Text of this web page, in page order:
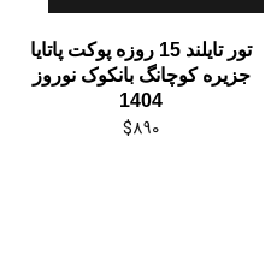
تور تایلند 15 روزه پوکت پاتایا
جزیره کوچانگ بانکوک نوروز
1404
$890